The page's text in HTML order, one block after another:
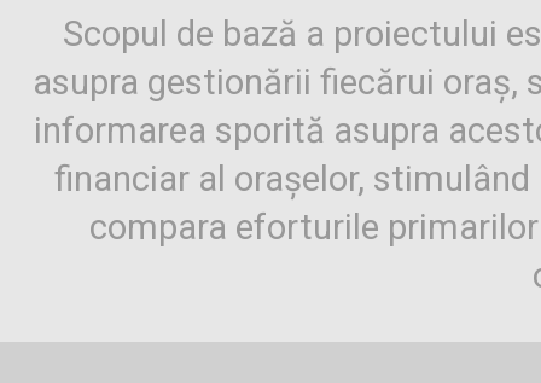
Scopul de bază a proiectului
asupra gestionării fiecărui oraș,
informarea sporită asupra
financiar al orașelor,
compara eforturile